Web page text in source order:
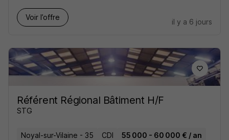
Voir l’offre
il y a 6 jours
Référent Régional Bâtiment H/F
STG
Noyal-sur-Vilaine - 35 CDI
55 000 - 60 000 € / an